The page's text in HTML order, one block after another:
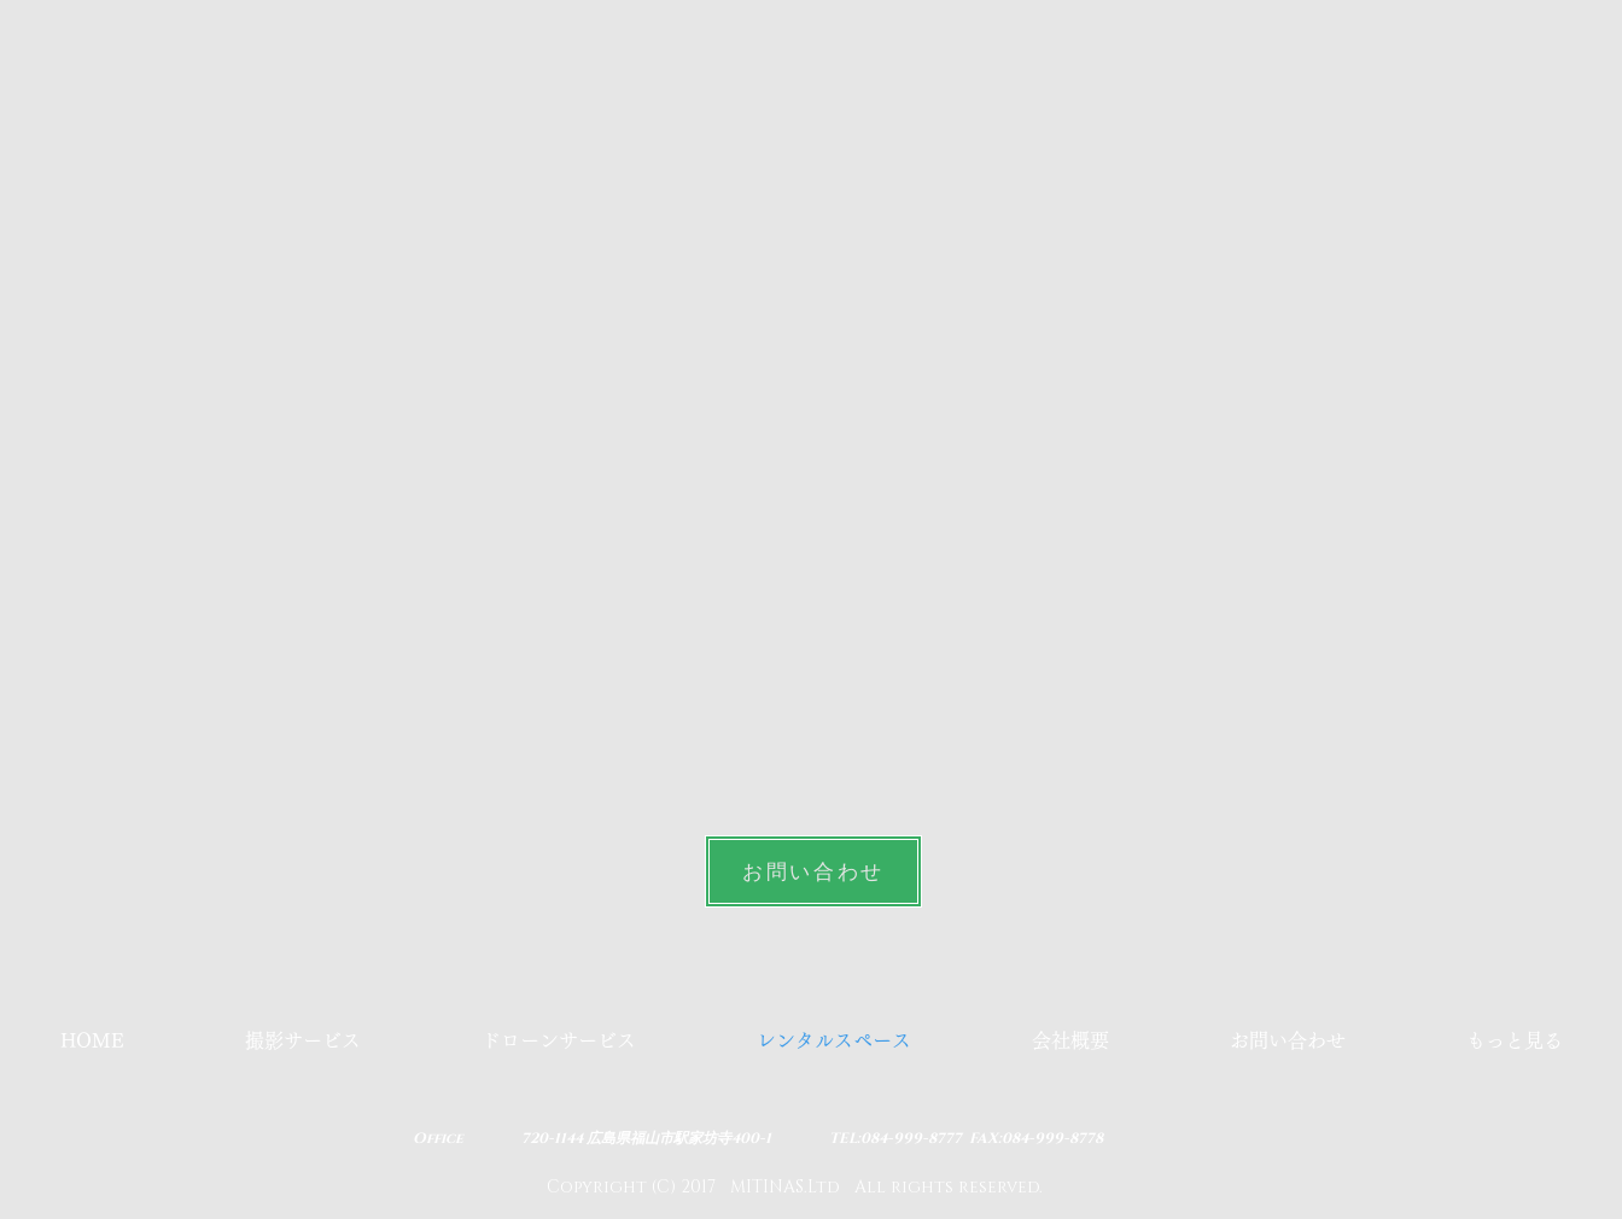
お問い合わせ
HOME 撮影サービス ドローンサービス レンタルスペース 会社概要 お問い合わせ もっと見る
​Office 720-1144 広島県福山市駅家坊寺400-1 ​ TEL:084-999-8777 FAX:084-999-8778
​Copyright (C) 2017 MITINAS.Ltd All rights reserved.